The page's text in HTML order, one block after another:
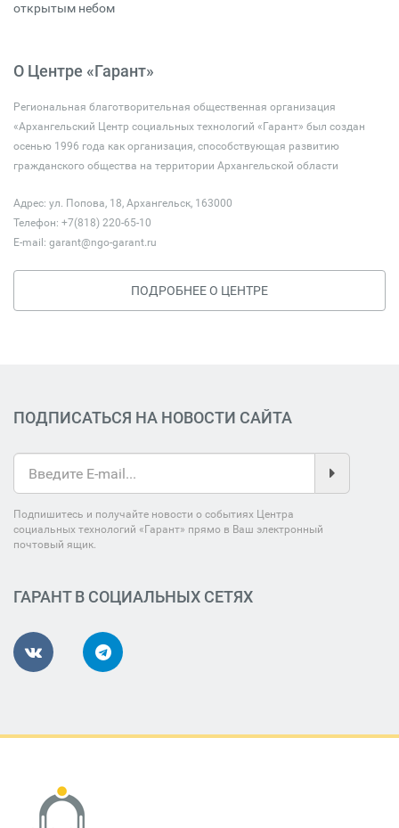
открытым небом
О Центре «Гарант»
Региональная благотворительная общественная организация
«Архангельский Центр социальных технологий «Гарант» был создан
осенью 1996 года как организация, способствующая развитию
гражданского общества на территории Архангельской области
Адрес: ул. Попова, 18, Архангельск, 163000
Телефон: +7(818) 220-65-10
E-mail: garant@ngo-garant.ru
ПОДРОБНЕЕ О ЦЕНТРЕ
ПОДПИСАТЬСЯ НА НОВОСТИ САЙТА
Подпишитесь и получайте новости о событиях Центра
социальных технологий «Гарант» прямо в Ваш электронный
почтовый ящик.
ГАРАНТ В СОЦИАЛЬНЫХ СЕТЯХ